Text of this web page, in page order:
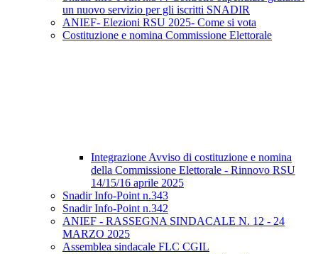
un nuovo servizio per gli iscritti SNADIR
ANIEF- Elezioni RSU 2025- Come si vota
Costituzione e nomina Commissione Elettorale
Integrazione Avviso di costituzione e nomina
della Commissione Elettorale - Rinnovo RSU
14/15/16 aprile 2025
Snadir Info-Point n.343
Snadir Info-Point n.342
ANIEF - RASSEGNA SINDACALE N. 12 - 24
MARZO 2025
Assemblea sindacale FLC CGIL